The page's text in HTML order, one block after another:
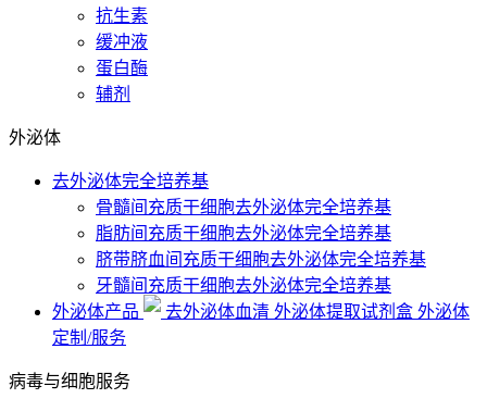
抗生素
缓冲液
蛋白酶
辅剂
外泌体
去外泌体完全培养基
骨髓间充质干细胞去外泌体完全培养基
脂肪间充质干细胞去外泌体完全培养基
脐带脐血间充质干细胞去外泌体完全培养基
牙髓间充质干细胞去外泌体完全培养基
外泌体产品
去外泌体血清 外泌体提取试剂盒 外泌体
定制/服务
病毒与细胞服务